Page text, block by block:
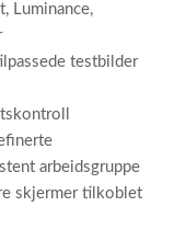
Luminance,
testbilder
arbeidsgruppe
skjermer tilkoblet